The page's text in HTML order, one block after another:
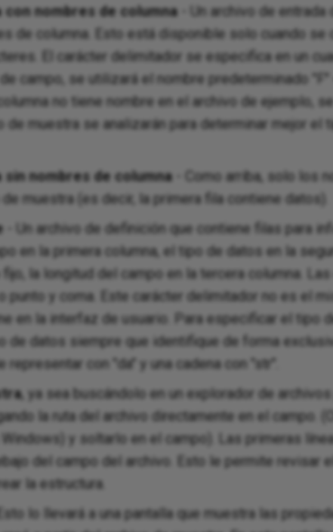
nombres de columna - Un archivo de
de columna. Esto está disponible solo cuando se
El carácter delimitador se especifica en un
campo, se utilizará el nombre predeterminado "F"
no tiene nombre en el archivo de ejemplo,
de muestra se analizarán para determinar mejor el
nombres de columna - Como arriba, solo los
muestra (es decir, la primera fila contiene datos).
- Un archivo de definición que contiene filas para
en la primera columna, el tipo de datos en la
la longitud del campo en la tercera columna.
punto y coma. Este carácter delimitador no es el
en la interfaz de usuario. Para especificar el tipo
de datos siempre que identifique de forma
con "da" y una cadena con "str".
, ya sea buscándolo en un explorador de
la ruta del archivo directamente en el campo.
y soltarlo en el campo). Las primeras
del campo del archivo. Esto le permite revisar
la estructura.
Esto lo llevará a una pantalla que muestra las